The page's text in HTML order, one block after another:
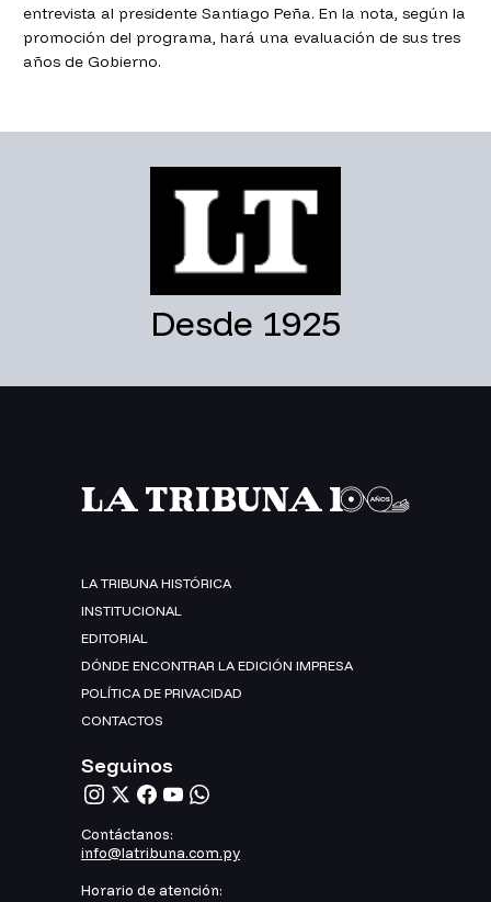
entrevista al presidente Santiago Peña. En la nota, según la
promoción del programa, hará una evaluación de sus tres
años de Gobierno.
Desde 1925
LA TRIBUNA HISTÓRICA
INSTITUCIONAL
EDITORIAL
DÓNDE ENCONTRAR LA EDICIÓN IMPRESA
POLÍTICA DE PRIVACIDAD
CONTACTOS
Seguinos
Contáctanos:
info@latribuna.com.py
Horario de atención: